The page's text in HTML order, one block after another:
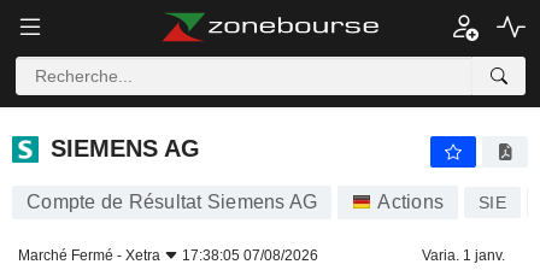
SIEMENS AG
SIEMENS AG
Compte de Résultat Siemens AG Actions SIE
Marché Fermé - Xetra 17:38:05 07/08/2026 Varia. 1 janv.